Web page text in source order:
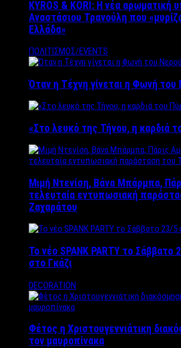
KYROS & KORI: Η νέα αρωματική
Αναστάσιου Τρανούλη που
Ελλάδα»
ΠΟΛΙΤΙΣΜΟΣ/EVENTS
Όταν η Τέχνη γίνεται η Φωνή του
«Στο λευκό της Τήνου, η καρδιά
Μιμή Ντενίση, Βάνα Μπάρμπα,
τελευταία εντυπωσιακή
Ζαχαράτου
Το νέο SPANK PARTY το Σάββατο
στο Γκάζι
DECORATION
Φέτος η Χριστουγεννιάτικη
τον μαυροπίνακα